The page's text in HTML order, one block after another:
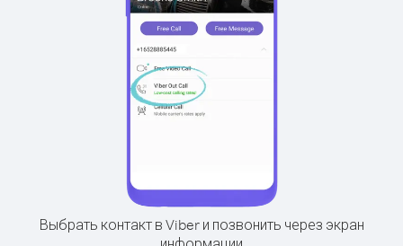
Выбрать контакт в Viber и позвонить через экран